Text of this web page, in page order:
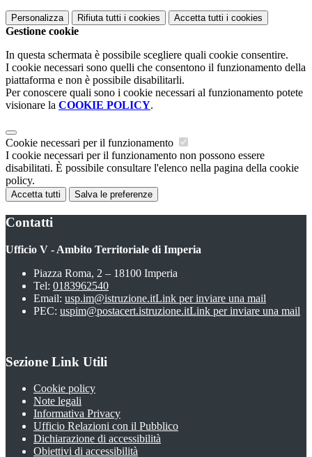
Personalizza Rifiuta tutti i cookies Accetta tutti i cookies
Gestione cookie
In questa schermata è possibile scegliere quali cookie consentire.
I cookie necessari sono quelli che consentono il funzionamento della
piattaforma e non è possibile disabilitarli.
Per conoscere quali sono i cookie necessari al funzionamento potete
visionare la COOKIE POLICY.
Cookie necessari per il funzionamento
I cookie necessari per il funzionamento non possono essere
disabilitati. È possibile consultare l'elenco nella pagina della cookie
policy.
Accetta tutti Salva le preferenze
Contatti
Ufficio V - Ambito Territoriale di Imperia
Piazza Roma, 2 – 18100 Imperia
Tel: 0183962540
Email: usp.im@istruzione.itLink per inviare una mail
PEC: uspim@postacert.istruzione.itLink per inviare una mail
Sezione Link Utili
Cookie policy
Note legali
Informativa Privacy
Ufficio Relazioni con il Pubblico
Dichiarazione di accessibilità
Obiettivi di accessibilità